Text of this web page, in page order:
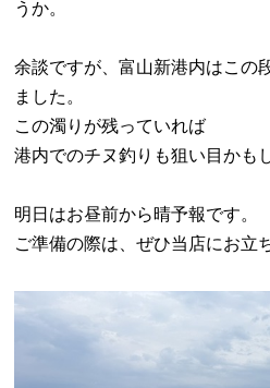
うか。
余談ですが、富山新港内はこの
ました。
この濁りが残っていれば
港内でのチヌ釣りも狙い目かも
明日はお昼前から晴予報です。
ご準備の際は、ぜひ当店にお立